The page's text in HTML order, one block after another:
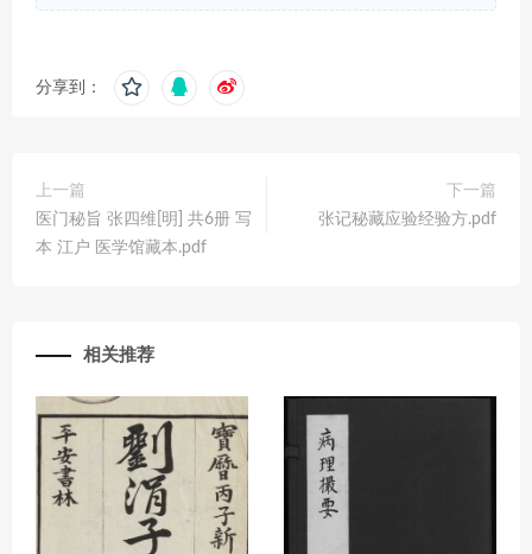
分享到：
上一篇
医门秘旨 张四维[明] 共6册 写
本 江户 医学馆藏本.pdf
下一篇
张记秘藏应验经验方.pdf
相关推荐